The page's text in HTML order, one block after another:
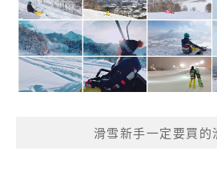
滑雪新手一定要買的